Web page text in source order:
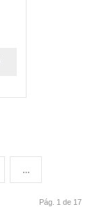
…
Pág. 1 de 17